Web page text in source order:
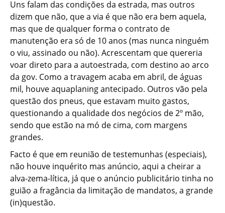
Uns falam das condições da estrada, mas outros
dizem que não, que a via é que não era bem aquela,
mas que de qualquer forma o contrato de
manutenção era só de 10 anos (mas nunca ninguém
o viu, assinado ou não). Acrescentam que quereria
voar direto para a autoestrada, com destino ao arco
da gov. Como a travagem acaba em abril, de águas
mil, houve aquaplaning antecipado. Outros vão pela
questão dos pneus, que estavam muito gastos,
questionando a qualidade dos negócios de 2º mão,
sendo que estão na mó de cima, com margens
grandes.
Facto é que em reunião de testemunhas (especiais),
não houve inquérito mas anúncio, aqui a cheirar a
alva-zema-lítica, já que o anúncio publicitário tinha no
guião a fragância da limitação de mandatos, a grande
(in)questão.